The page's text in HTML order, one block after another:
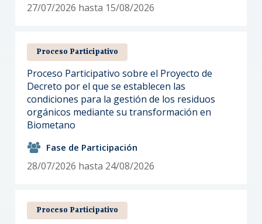
27/07/2026 hasta 15/08/2026
Proceso Participativo
Proceso Participativo sobre el Proyecto de
Decreto por el que se establecen las
condiciones para la gestión de los residuos
orgánicos mediante su transformación en
Biometano
Fase de Participación
28/07/2026 hasta 24/08/2026
Proceso Participativo